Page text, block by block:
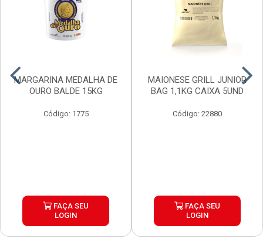
MARGARINA MEDALHA DE
OURO BALDE 15KG
Código: 1775
FAÇA SEU
LOGIN
MAIONESE GRILL JUNIOR
BAG 1,1KG CAIXA 5UND
Código: 22880
FAÇA SEU
LOGIN